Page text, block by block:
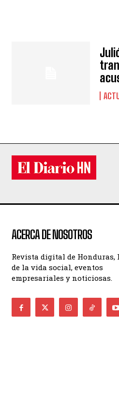
ACERCA DE NOSOTROS
Revista digital de Honduras,
de la vida social, eventos
empresariales y noticiosas.